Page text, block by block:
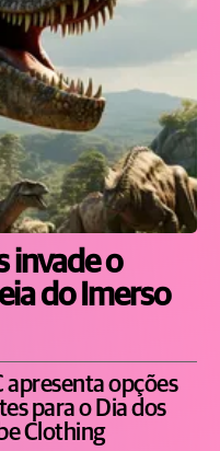
invade o
do Imerso
apresenta opções
para o Dia dos
Clothing